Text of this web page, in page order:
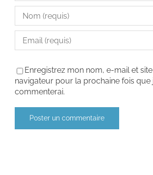
Enregistrez mon nom, e-mail et
navigateur pour la prochaine fois que
commenterai.